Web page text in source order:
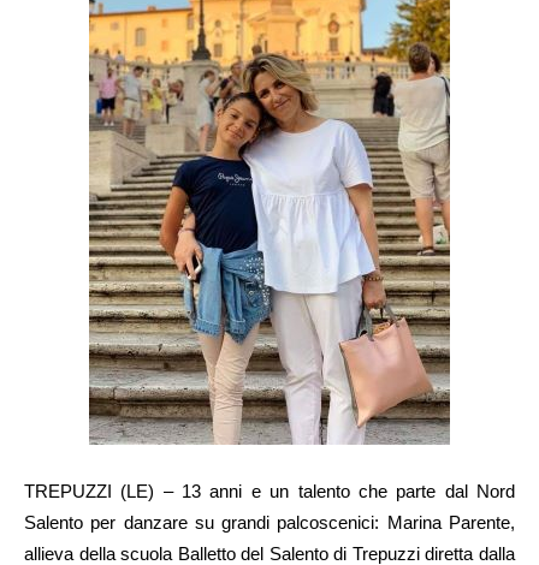
TREPUZZI (LE) – 13 anni e un talento che parte dal Nord
Salento per danzare su grandi palcoscenici: Marina Parente,
allieva della scuola Balletto del Salento di Trepuzzi diretta dalla